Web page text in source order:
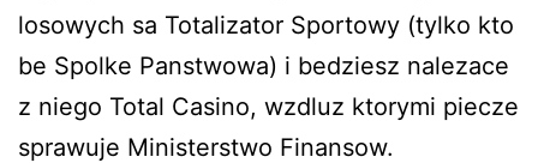
losowych sa Totalizator Sportowy (tylko kto
be Spolke Panstwowa) i bedziesz nalezace
z niego Total Casino, wzdluz ktorymi piecze
sprawuje Ministerstwo Finansow.